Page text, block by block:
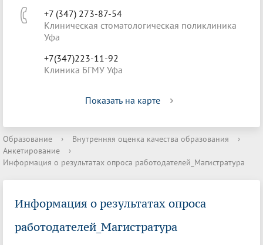
+7 (347) 273-87-54
Клиническая стоматологическая поликлиника
Уфа
+7(347)223-11-92
Клиника БГМУ Уфа
Показать на карте
Образование › Внутренняя оценка качества образования
›
Анкетирование
›
Информация о результатах опроса работодателей_Магистратура
Информация о результатах опроса
работодателей_Магистратура